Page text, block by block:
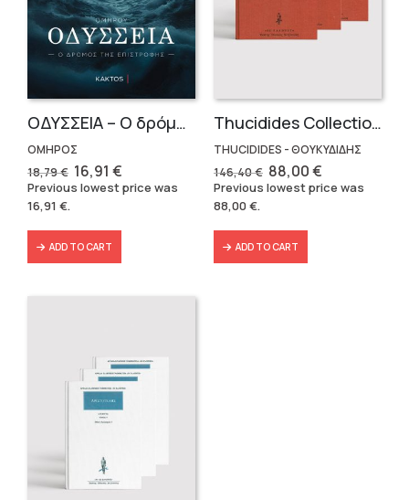
OΔΥΣΣΕΙΑ – Ο δρόμος της επιστροφής
ΟΜΗΡΟΣ
18,79€ Original
price
was:
16,91 €Current
price
is:
Previous lowest price was
16,91 €.
ADD TO CART
Thucidides Collection – Hardbound Edition (4 volumes)
THUCIDIDES - ΘΟΥΚΥΔΙΔΗΣ
146,40€ Original
price
was:
88,00€Current
price
is:
Previous lowest price was
88,00€.
ADD TO CART